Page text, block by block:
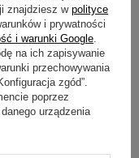
znajdziesz wpolityce
i prywatności
i warunki Google
na ich zapisywanie
przechowywania
zgód”.
poprzez
urządzenia